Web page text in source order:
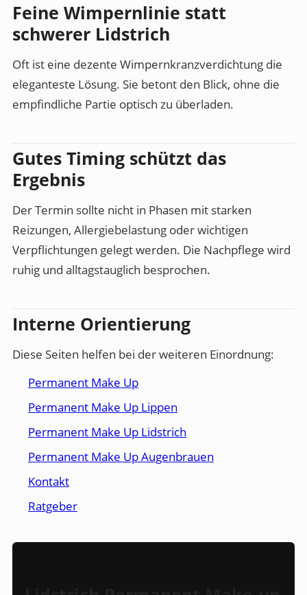
Feine Wimpernlinie statt
schwerer Lidstrich
Oft ist eine dezente Wimpernkranzverdichtung die
eleganteste Lösung. Sie betont den Blick, ohne die
empfindliche Partie optisch zu überladen.
Gutes Timing schützt das
Ergebnis
Der Termin sollte nicht in Phasen mit starken
Reizungen, Allergiebelastung oder wichtigen
Verpflichtungen gelegt werden. Die Nachpflege wird
ruhig und alltagstauglich besprochen.
Interne Orientierung
Diese Seiten helfen bei der weiteren Einordnung:
Permanent Make Up
Permanent Make Up Lippen
Permanent Make Up Lidstrich
Permanent Make Up Augenbrauen
Kontakt
Ratgeber